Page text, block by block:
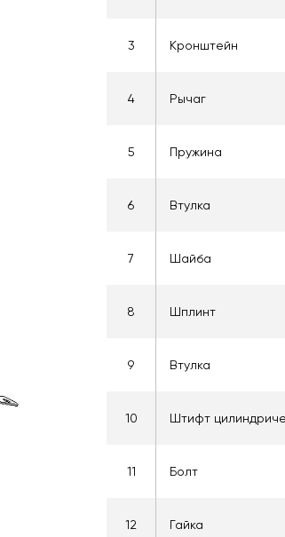
3 Кронштейн
4 Рычаг
5 Пружина
6 Втулка
7 Шайба
8 Шплинт
9 Втулка
10 Штифт
11 Болт
12 Гайка